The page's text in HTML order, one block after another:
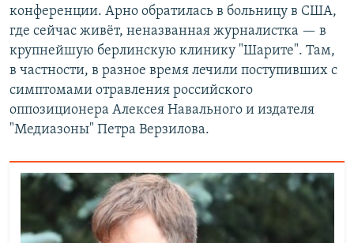
конференции. Арно обратилась в больницу в США,
где сейчас живёт, неназванная журналистка — в
крупнейшую берлинскую клинику "Шарите". Там,
в частности, в разное время лечили поступивших с
симптомами отравления российского
оппозиционера Алексея Навального и издателя
"Медиазоны" Петра Верзилова.